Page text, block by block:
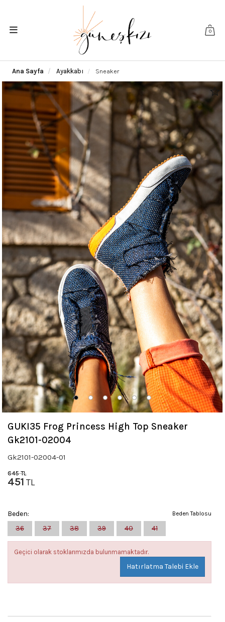
0
Ana Sayfa Ayakkabı Sneaker
GUKI35 Frog Princess High Top Sneaker
Gk2101-02004
Gk2101-02004-01
645TL
451 TL
Beden Tablosu
Beden:
36
37 38 39 40 41
Geçici olarak stoklarımızda bulunmamaktadır.
Hatırlatma Talebi Ekle